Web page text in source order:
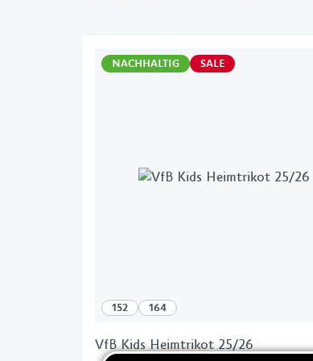
Fahnen & Wimpel
NACHHALTIG SALE
152 164
VfB Kids Heimtrikot 25/26